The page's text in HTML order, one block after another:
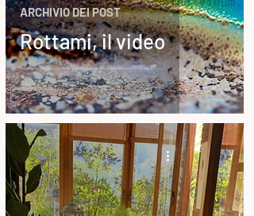
Rottami, il video
ARCHIVIO DEI POST